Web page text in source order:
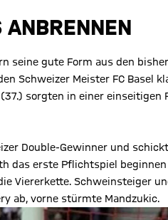
ANBRENNEN
seine gute Form aus den
Schweizer Meister FC Basel
sorgten in einer
Double-Gewinner und
das erste Pflichtspiel
Viererkette. Schweinsteiger
ab, vorne stürmte Mandzukic.